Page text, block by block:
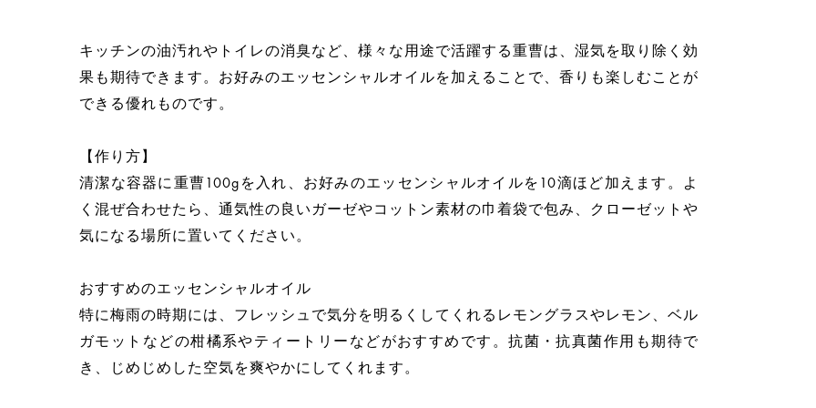
キッチンの油汚れやトイレの消臭など、様々な用途で活躍する重曹は、湿気を取り除く効
果も期待できます。お好みのエッセンシャルオイルを加えることで、香りも楽しむことが
できる優れものです。
【作り方】
清潔な容器に重曹100gを入れ、お好みのエッセンシャルオイルを10滴ほど加えます。よ
く混ぜ合わせたら、通気性の良いガーゼやコットン素材の巾着袋で包み、クローゼットや
気になる場所に置いてください。
おすすめのエッセンシャルオイル
特に梅雨の時期には、フレッシュで気分を明るくしてくれるレモングラスやレモン、ベル
ガモットなどの柑橘系やティートリーなどがおすすめです。抗菌・抗真菌作用も期待で
き、じめじめした空気を爽やかにしてくれます。